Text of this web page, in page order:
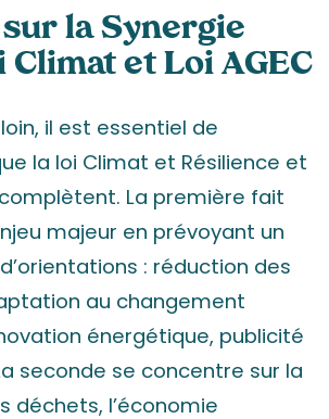
la Synergie
et Loi AGEC
il est essentiel de
la loi Climat et Résilience et
complètent. La première fait
majeur en prévoyant un
: réduction des
au changement
énergétique, publicité
seconde se concentre sur la
déchets, l’économie